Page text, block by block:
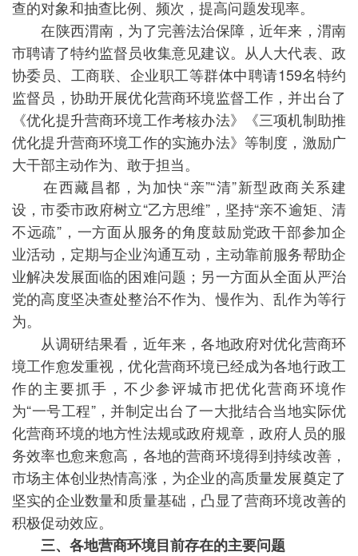
查的对象和抽查比例、频次，提高问题发现率。
在陕西渭南，为了完善法治保障，近年来，渭南
市聘请了特约监督员收集意见建议。从人大代表、政
协委员、工商联、企业职工等群体中聘请159名特约
监督员，协助开展优化营商环境监督工作，并出台了
《优化提升营商环境工作考核办法》《三项机制助推
优化提升营商环境工作的实施办法》等制度，激励广
大干部主动作为、敢于担当。
在西藏昌都，为加快“亲”“清”新型政商关系建
设，市委市政府树立“乙方思维”，坚持“亲不逾矩、清
不远疏”，一方面从服务的角度鼓励党政干部参加企
业活动，定期与企业沟通互动，主动靠前服务帮助企
业解决发展面临的困难问题；另一方面从全面从严治
党的高度坚决查处整治不作为、慢作为、乱作为等行
为。
从调研结果看，近年来，各地政府对优化营商环
境工作愈发重视，优化营商环境已经成为各地行政工
作的主要抓手，不少参评城市把优化营商环境作
为“一号工程”，并制定出台了一大批结合当地实际优
化营商环境的地方性法规或政府规章，政府人员的服
务效率也愈来愈高，各地的营商环境得到持续改善，
市场主体创业热情高涨，为企业的高质量发展奠定了
坚实的企业数量和质量基础，凸显了营商环境改善的
积极促动效应。
三、各地营商环境目前存在的主要问题